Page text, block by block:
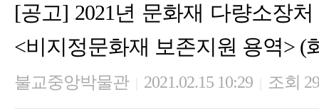
[공고] 2021년 문화재 다량소장
<비지정문화재 보존지원 용역> (
불교중앙박물관 2021.02.15 10:29 조회